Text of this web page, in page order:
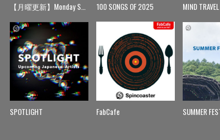
【月曜更新】Monday Spin
SPOTLIGHT
100 SONGS OF 2025
FabCafe
MIND TRAVEL
SUMMER